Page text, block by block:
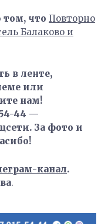
том, что Повторно
Балаково и
в ленте,
или
нам!
44 —
За фото и
канал.
.